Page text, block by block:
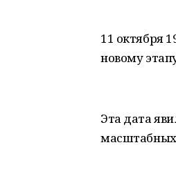
11 октября
новому
Эта дата
масштабных